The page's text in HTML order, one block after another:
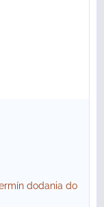
dodania do